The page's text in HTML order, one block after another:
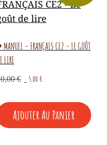
– FRANÇAIS CE2 – LE GOÛT
LIRE
€
Le
initial
était :
10,00 €.
5,00€
actuel
est :
5,00 €.
Ajouter Au Panier